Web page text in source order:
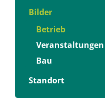
Bilder
Betrieb
Veranstaltungen
Bau
Standort